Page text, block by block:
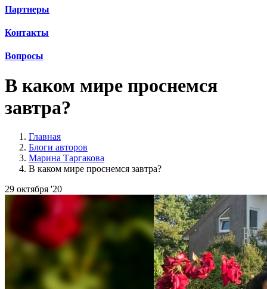
Партнеры
Контакты
Вопросы
В каком мире проснемся
завтра?
Главная
Блоги авторов
Марина Таргакова
В каком мире проснемся завтра?
29 октября '20